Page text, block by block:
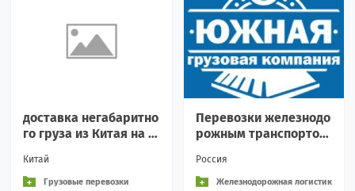
доставка негабаритно
го груза из Китая на о
Китай
Грузовые перевозки
Перевозки железнодо
рожным транспортом,
зки.
Россия
Железнодорожная логистик